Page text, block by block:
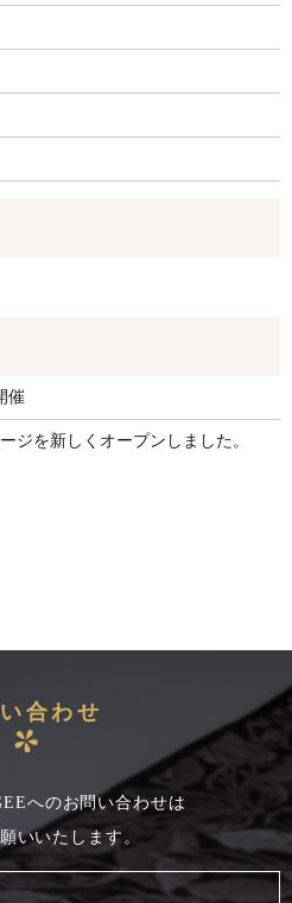
催
ジを新しくオープンしました。
合わせ
へのお問い合わせは
いいたします。